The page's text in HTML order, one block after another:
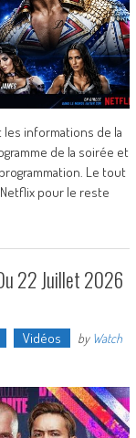
les informations de la
de la soirée et
Le tout
pour le reste
22 Juillet 2026
Vidéos by Watch